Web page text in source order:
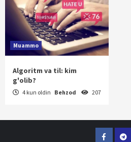
Muammo
Algoritm va til: kim
g'olib?
4 kun oldin Behzod 207
Facebook